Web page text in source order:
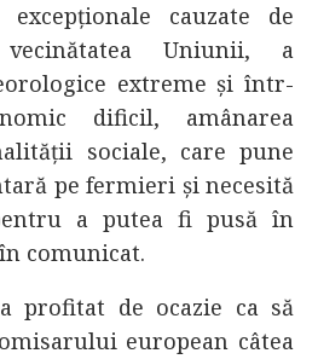
cauzate de
Uniunii, a
extreme și într-
dificil, amânarea
sociale, care pune
pe fermieri și necesită
a putea fi pusă în
comunicat.
profitat de ocazie ca să
european câtea